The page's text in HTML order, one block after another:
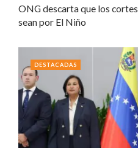
ONG descarta que los
sean por El Niño
DESTACADAS